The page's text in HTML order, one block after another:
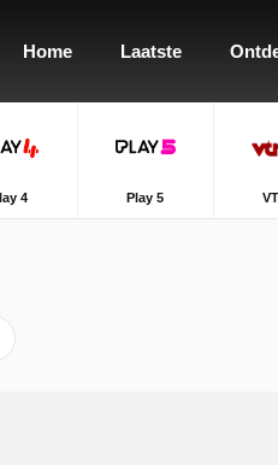
Home Laatste
4 Play 5